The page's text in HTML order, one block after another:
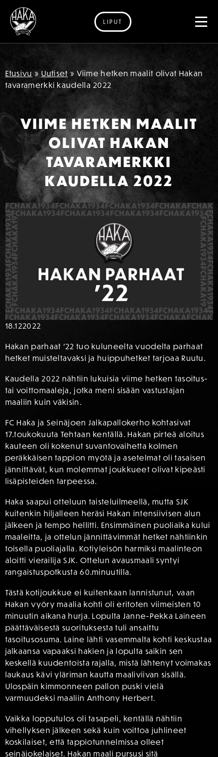
Siirry sisältöön
LIPUT
Etusivu » Uutiset » Viime hetken maalit olivat Hakan
tavaramerkki kaudella 2022
VIIME HETKEN MAALIT
OLIVAT HAKAN
TAVARAMERKKI
KAUDELLA 2022
18.122022
Hakan parhaat ’22 tuo kuluneelta vuodelta parhaat
hetket muisteltavaksi ja huippuhetket tarjoaa Ruutu.
Kaudella 2022 nähtiin lukuisia viime hetken tasoitus-
tai voittomaaleja, jotka meni sisään vastustajan
maaliin kuin väkisin.
FC Haka ja Seinäjoen Jalkapallokerho kohtasivat
17.toukokuuta Tehtaan kentällä. Hakan pirteä aloitus
kauteen oli kokenut suvantovaihetta kolmen
peräkkäisen tappion myötä ja asetelmat oli tasaisen
jännittävät, kun molemmat joukkueet olivat kipeästi
lisäpisteiden tarpeessa.
Haka saapui otteluun taisteluilmeellä, mutta SJK
kuitenkin hiljalleen heräsi Hakan intensiivisen alun
jälkeen ja tempo hellitti. Ensimmäinen puoliaika kului
maaleitta, ja ottelun jännittävimmät hetket nähtiinkin
toisella puoliajalla. Kotiyleisön harmiksi maalinteon
aloitti vierailija SJK. Ottelun avausmaali syntyi
rangaistuspotkusta 60.minuutilla.
Tästä kotijoukkue ei kuitenkaan lannistunut, vaan
Hakan vyöry maalia kohti oli eritoten viimeisten 10
minuutin aikana hurja. Lopulta Janne-Pekka Laineen
päättäväisestä suorituksesta tuli ansaittu
tasoitusosuma. Laine lähti vasemmalta kohti keskustaa
jalkaansa vapaaksi hakien ja lopulta saikin sen
keskellä kuudentoista rajalla, mistä lähtenyt voimakas
laukaus kävi yläriman kautta maaliviivan sisällä.
Ulospäin kimmonneen pallon puski vielä
varmuudeksi maaliin Anthony Herbert.
Vaikka lopputulos oli tasapeli, kentällä nähtiin
vihellyksen jälkeen sekä kuin voittoa juhlineet
koskilaiset, että tappiotunnelmissa olleet
seinäjokelaiset. Hakan maali pursusi sitä